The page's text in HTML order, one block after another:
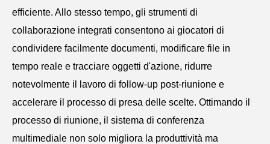
efficiente. Allo stesso tempo, gli strumenti di
collaborazione integrati consentono ai giocatori di
condividere facilmente documenti, modificare file in
tempo reale e tracciare oggetti d'azione, ridurre
notevolmente il lavoro di follow-up post-riunione e
accelerare il processo di presa delle scelte. Ottimando il
processo di riunione, il sistema di conferenza
multimediale non solo migliora la produttività ma